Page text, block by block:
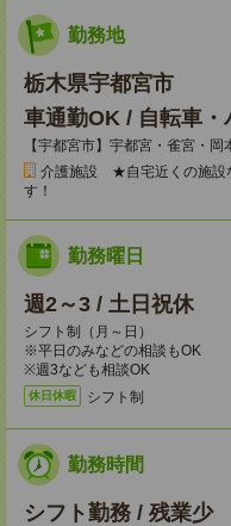
勤務地
栃木県宇都宮市
車通勤OK / 自転車
【宇都宮市】宇都宮・雀宮・
介護施設 ★自宅近くの施設
す！
勤務曜日
週2～3 / 土日祝休
シフト制（月～日）
※平日のみなどの相談もOK
※週3なども相談OK
休日休暇 シフト制
勤務時間
シフト勤務 / 残業少